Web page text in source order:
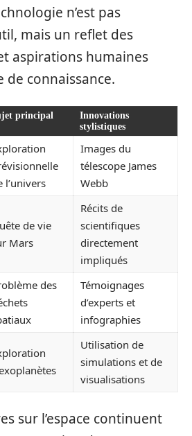
n’est pas
mais un reflet des
aspirations humaines
connaissance.
principal
Innovations
stylistiques
l’univers
Images du
télescope James
Webb
de vie
Mars
Récits de
scientifiques
directement
impliqués
des
Témoignages
d’experts et
infographies
Utilisation de
simulations et de
visualisations
sur l’espace continuent